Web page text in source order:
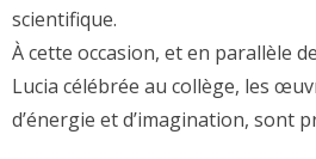
scientifique.
À cette occasion, et en parallèle
Lucia célébrée au collège, les
d’énergie et d’imagination, sont